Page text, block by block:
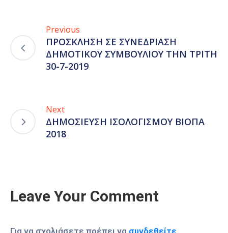
Previous
ΠΡΟΣΚΛΗΣΗ ΣΕ ΣΥΝΕΔΡΙΑΣΗ
ΔΗΜΟΤΙΚΟΥ ΣΥΜΒΟΥΛΙΟΥ ΤΗΝ ΤΡΙΤΗ
30-7-2019
Next
ΔΗΜΟΣΙΕΥΣΗ ΙΣΟΛΟΓΙΣΜΟΥ ΒΙΟΠΑ
2018
Leave Your Comment